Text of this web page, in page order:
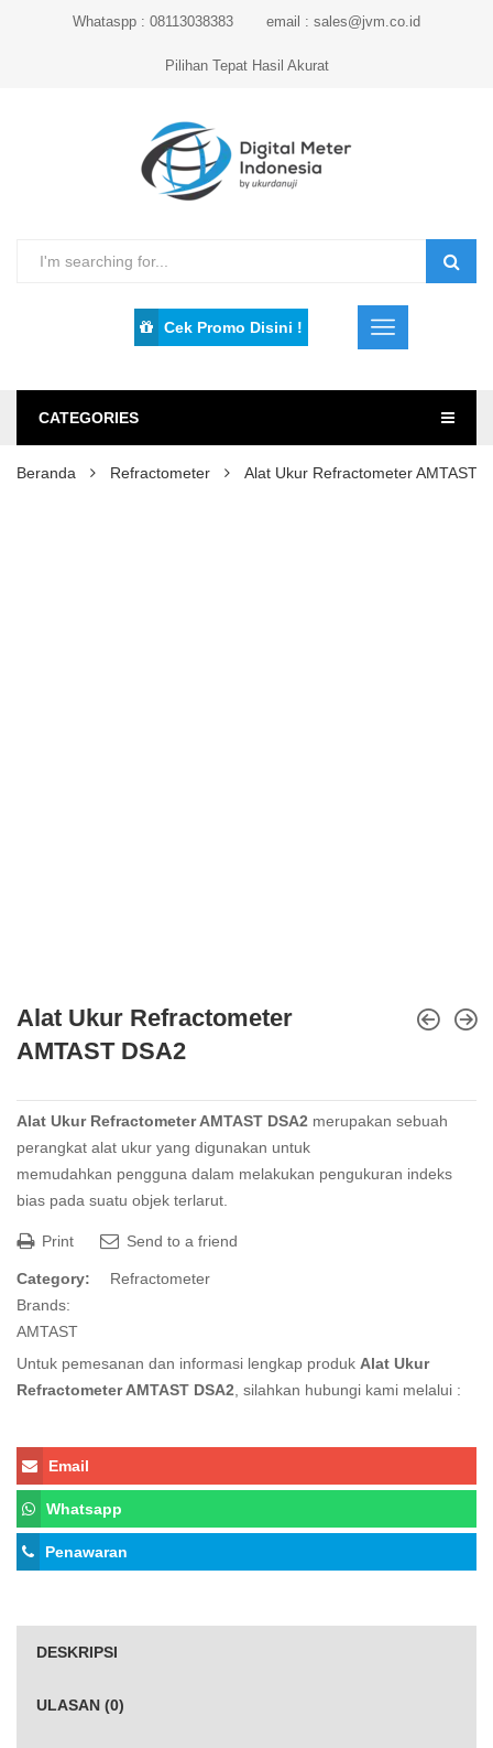
Whataspp : 08113038383 email : sales@jvm.co.id
Pilihan Tepat Hasil Akurat
Cek Promo Disini !
CATEGORIES
Beranda Refractometer Alat Ukur Refractometer AMTAST
Alat Ukur Refractometer
AMTAST DSA2
Alat Ukur Refractometer AMTAST DSA2 merupakan sebuah
perangkat alat ukur yang digunakan untuk
memudahkan pengguna dalam melakukan pengukuran indeks
bias pada suatu objek terlarut.
Print Send to a friend
Category:
Refractometer
Brands:
AMTAST
Untuk pemesanan dan informasi lengkap produk Alat Ukur
Refractometer AMTAST DSA2 , silahkan hubungi kami melalui :
Email
Whatsapp
Penawaran
DESKRIPSI
ULASAN (0)